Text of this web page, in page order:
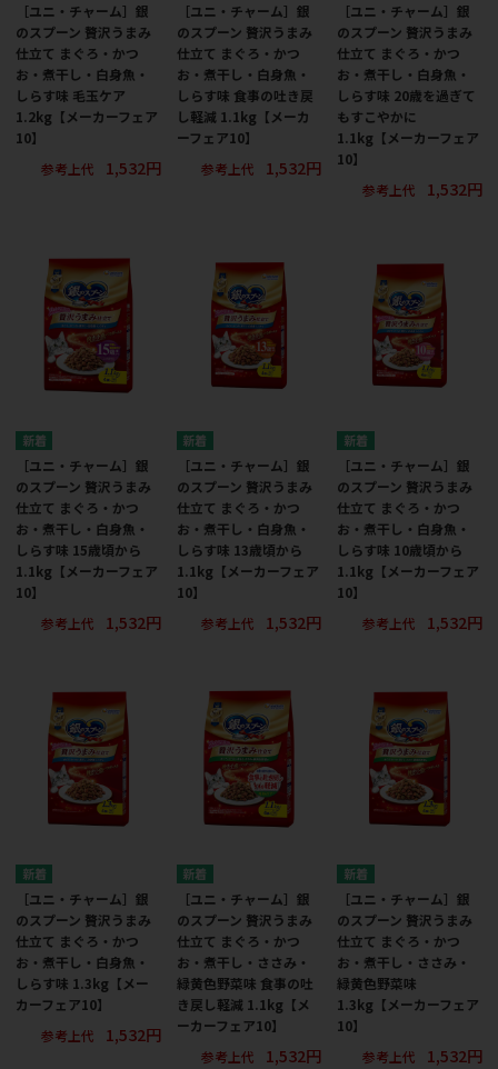
［ユニ・チャーム］銀
のスプーン 贅沢うまみ
仕立て まぐろ・かつ
お・煮干し・白身魚・
しらす味 毛玉ケア
1.2kg【メーカーフェア
10】
参考上代
1,532円
［ユニ・チャーム］銀
のスプーン 贅沢うまみ
仕立て まぐろ・かつ
お・煮干し・白身魚・
しらす味 食事の吐き戻
し軽減 1.1kg【メーカ
ーフェア10】
参考上代
1,532円
［ユニ・チャーム］銀
のスプーン 贅沢うまみ
仕立て まぐろ・かつ
お・煮干し・白身魚・
しらす味 20歳を過ぎて
もすこやかに
1.1kg【メーカーフェア
10】
参考上代
1,532円
［ユニ・チャーム］銀
のスプーン 贅沢うまみ
仕立て まぐろ・かつ
お・煮干し・白身魚・
しらす味 15歳頃から
1.1kg【メーカーフェア
10】
参考上代
1,532円
［ユニ・チャーム］銀
のスプーン 贅沢うまみ
仕立て まぐろ・かつ
お・煮干し・白身魚・
しらす味 13歳頃から
1.1kg【メーカーフェア
10】
参考上代
1,532円
［ユニ・チャーム］銀
のスプーン 贅沢うまみ
仕立て まぐろ・かつ
お・煮干し・白身魚・
しらす味 10歳頃から
1.1kg【メーカーフェア
10】
参考上代
1,532円
［ユニ・チャーム］銀
のスプーン 贅沢うまみ
仕立て まぐろ・かつ
お・煮干し・白身魚・
しらす味 1.3kg【メー
カーフェア10】
参考上代
1,532円
［ユニ・チャーム］銀
のスプーン 贅沢うまみ
仕立て まぐろ・かつ
お・煮干し・ささみ・
緑黄色野菜味 食事の吐
き戻し軽減 1.1kg【メ
ーカーフェア10】
参考上代
1,532円
［ユニ・チャーム］銀
のスプーン 贅沢うまみ
仕立て まぐろ・かつ
お・煮干し・ささみ・
緑黄色野菜味
1.3kg【メーカーフェア
10】
参考上代
1,532円